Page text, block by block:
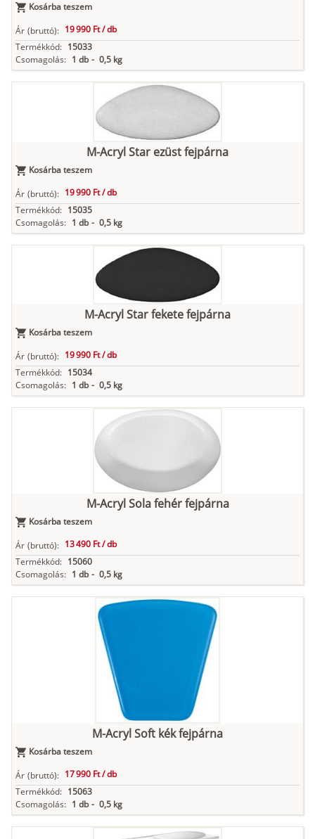
Kosárba teszem
Ár (bruttó): 19 990 Ft /db
Termékkód: 15033
Csomagolás: 1 db - 0,5 kg
M-Acryl Star ezüst fejpárna
Kosárba teszem
Ár (bruttó): 19 990 Ft /db
Termékkód: 15035
Csomagolás: 1 db - 0,5 kg
M-Acryl Star fekete fejpárna
Kosárba teszem
Ár (bruttó): 19 990 Ft /db
Termékkód: 15034
Csomagolás: 1 db - 0,5 kg
M-Acryl Sola fehér fejpárna
Kosárba teszem
Ár (bruttó): 13 490 Ft /db
Termékkód: 15060
Csomagolás: 1 db - 0,5 kg
M-Acryl Soft kék fejpárna
Kosárba teszem
Ár (bruttó): 17 990 Ft /db
Termékkód: 15063
Csomagolás: 1 db - 0,5 kg